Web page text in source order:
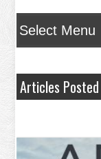
Articles
ฝ่าเฮอร์ริเคน